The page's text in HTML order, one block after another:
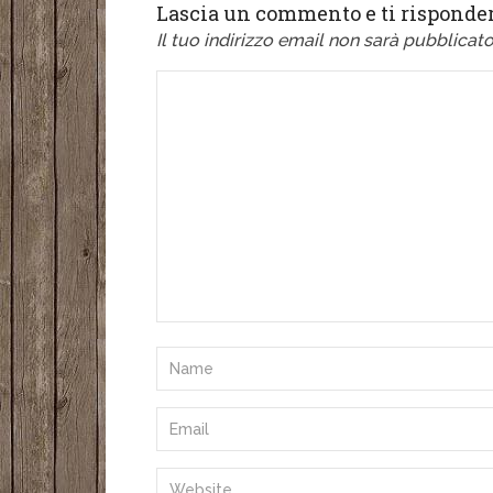
Lascia un commento e ti
Il tuo indirizzo email non sarà